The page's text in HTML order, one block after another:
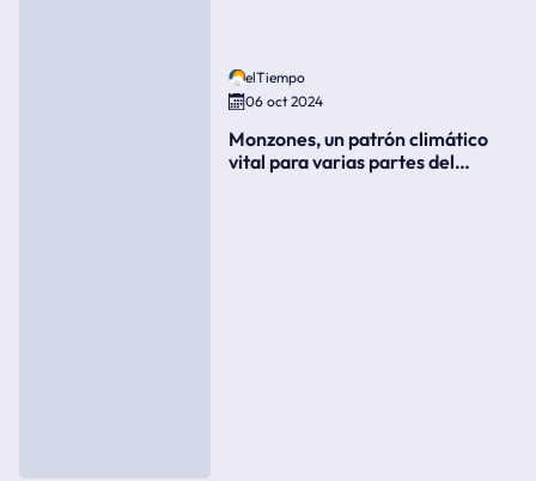
elTiempo
06 oct 2024
Monzones, un patrón climático
vital para varias partes del